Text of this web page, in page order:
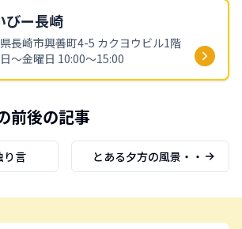
びー長崎
長崎市興善町4-5 カクヨウビル1階
～金曜日 10:00～15:00
前後の記事
り言 とある夕方の風景・・